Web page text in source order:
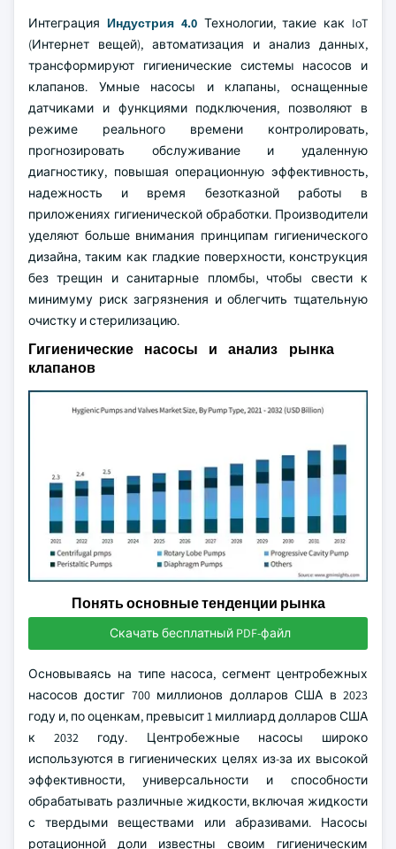
Интеграция Индустрия 4.0Технологии, такие как IoT
(Интернет вещей), автоматизация и анализ данных,
трансформируют гигиенические системы насосов и
клапанов. Умные насосы и клапаны, оснащенные
датчиками и функциями подключения, позволяют в
режиме реального времени контролировать,
прогнозировать обслуживание и удаленную
диагностику, повышая операционную эффективность,
надежность и время безотказной работы в
приложениях гигиенической обработки. Производители
уделяют больше внимания принципам гигиенического
дизайна, таким как гладкие поверхности, конструкция
без трещин и санитарные пломбы, чтобы свести к
минимуму риск загрязнения и облегчить тщательную
очистку и стерилизацию.
Гигиенические насосы и анализ рынка
клапанов
Понять основные тенденции рынка
Скачать бесплатный PDF-файл
Основываясь на типе насоса, сегмент центробежных
насосов достиг 700 миллионов долларов США в 2023
году и, по оценкам, превысит 1 миллиард долларов США
к 2032 году. Центробежные насосы широко
используются в гигиенических целях из-за их высокой
эффективности, универсальности и способности
обрабатывать различные жидкости, включая жидкости
с твердыми веществами или абразивами. Насосы
ротационной доли известны своим гигиеническим